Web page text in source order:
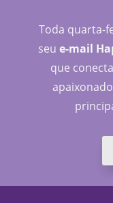
Toda quarta-
seue-mail
que